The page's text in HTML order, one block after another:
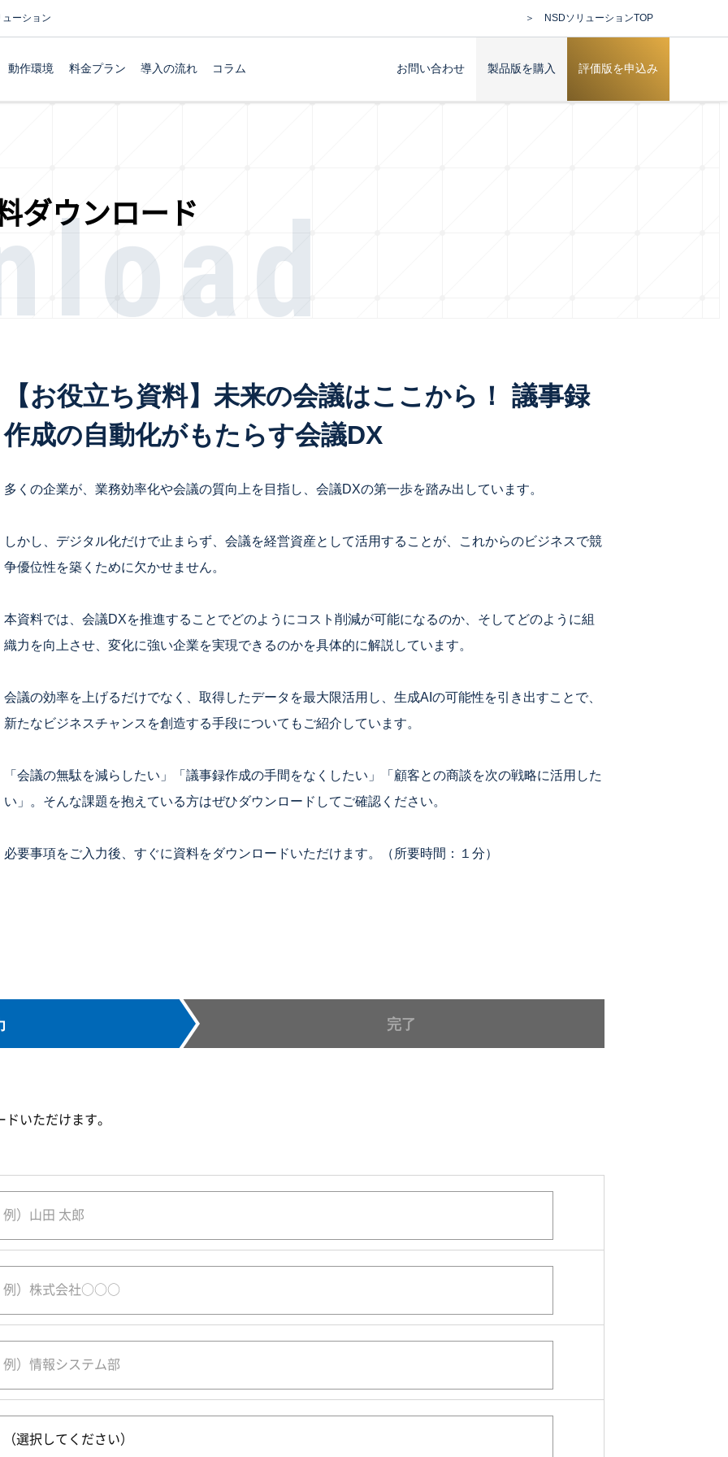
ーション ＞ NSDソリューションTOP
動作環境 料金プラン 導入の流れ コラム お問い合わせ 製品版を購入 評価版を申込み
ダウンロード
【お役立ち資料】未来の会議はここから！ 議事録
作成の自動化がもたらす会議DX
多くの企業が、業務効率化や会議の質向上を目指し、会議DXの第一歩を踏み出しています。
しかし、デジタル化だけで止まらず、会議を経営資産として活用することが、これからのビジネスで競
争優位性を築くために欠かせません。
本資料では、会議DXを推進することでどのようにコスト削減が可能になるのか、そしてどのように組
織力を向上させ、変化に強い企業を実現できるのかを具体的に解説しています。
会議の効率を上げるだけでなく、取得したデータを最大限活用し、生成AIの可能性を引き出すことで、
新たなビジネスチャンスを創造する手段についてもご紹介しています。
「会議の無駄を減らしたい」「議事録作成の手間をなくしたい」「顧客との商談を次の戦略に活用した
い」。そんな課題を抱えている方はぜひダウンロードしてご確認ください。
必要事項をご入力後、すぐに資料をダウンロードいただけます。（所要時間：１分）
完了
いただけます。